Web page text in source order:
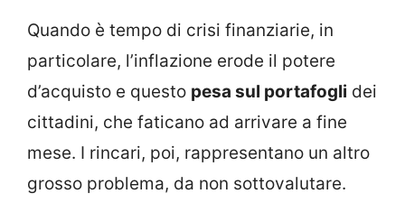
Quando è tempo di crisi finanziarie, in
particolare, l’inflazione erode il potere
d’acquisto e questo pesa sul portafogli dei
cittadini, che faticano ad arrivare a fine
mese. I rincari, poi, rappresentano un altro
grosso problema, da non sottovalutare.